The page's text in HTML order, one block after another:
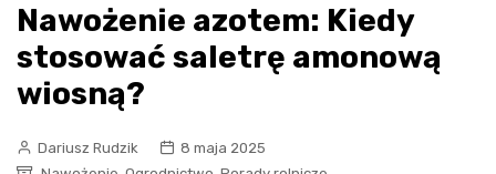
Nawożenie azotem: Kiedy
stosować saletrę amonową
wiosną?
Dariusz Rudzik
8 maja 2025